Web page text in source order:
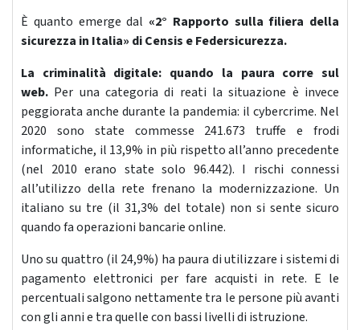
È quanto emerge dal «2° Rapporto sulla filiera della
sicurezza in Italia» di Censis e Federsicurezza.
La criminalità digitale: quando la paura corre sul
web. Per una categoria di reati la situazione è invece
peggiorata anche durante la pandemia: il cybercrime. Nel
2020 sono state commesse 241.673 truffe e frodi
informatiche, il 13,9% in più rispetto all’anno precedente
(nel 2010 erano state solo 96.442). I rischi connessi
all’utilizzo della rete frenano la modernizzazione. Un
italiano su tre (il 31,3% del totale) non si sente sicuro
quando fa operazioni bancarie online.
Uno su quattro (il 24,9%) ha paura di utilizzare i sistemi di
pagamento elettronici per fare acquisti in rete. E le
percentuali salgono nettamente tra le persone più avanti
con gli anni e tra quelle con bassi livelli di istruzione.